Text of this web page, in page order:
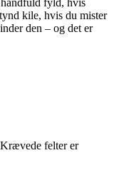
kile, hvis du mister
den – og det er
Krævede felter er